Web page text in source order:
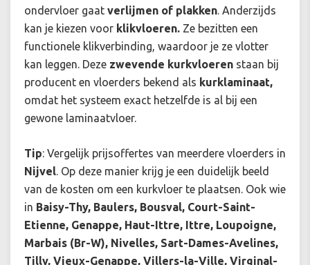
ondervloer gaat verlijmen of plakken. Anderzijds
kan je kiezen voor klikvloeren. Ze bezitten een
functionele klikverbinding, waardoor je ze vlotter
kan leggen. Deze zwevende kurkvloeren staan bij
producent en vloerders bekend als kurklaminaat,
omdat het systeem exact hetzelfde is al bij een
gewone laminaatvloer.
Tip: Vergelijk prijsoffertes van meerdere vloerders in
Nijvel. Op deze manier krijg je een duidelijk beeld
van de kosten om een kurkvloer te plaatsen. Ook wie
in Baisy-Thy, Baulers, Bousval, Court-Saint-
Etienne, Genappe, Haut-Ittre, Ittre, Loupoigne,
Marbais (Br-W), Nivelles, Sart-Dames-Avelines,
Tilly, Vieux-Genappe, Villers-la-Ville, Virginal-